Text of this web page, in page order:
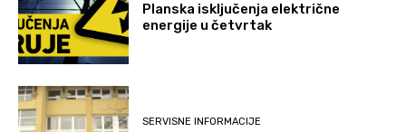
Planska isključenja električne
energije u četvrtak
SERVISNE INFORMACIJE